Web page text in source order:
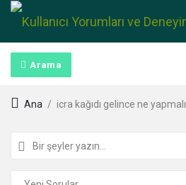
Arama
Ana / icra kağıdı gelince ne yapmalı